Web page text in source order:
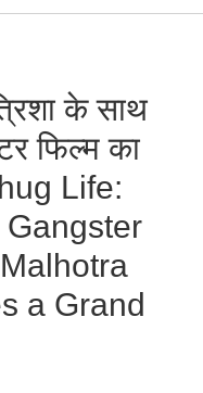
के साथ
फिल्म का
Life:
Gangster
a Grand